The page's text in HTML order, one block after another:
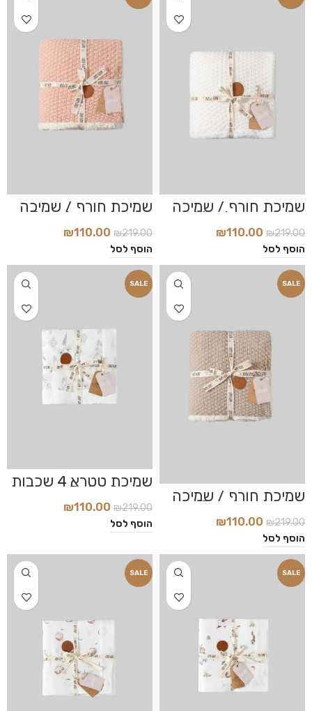
שמיכת חורף / שמיכה
סרוגה דגם Magic
White
₪219.00
₪110.00
הוסף לסל
שמיכת חורף / שמיכה
סרוגה דגם Powder
₪219.00
₪110.00
הוסף לסל
SALE
שמיכת חורף / שמיכה
סרוגה דגם Sand
₪219.00
₪110.00
הוסף לסל
SALE
שמיכת טטרא 4 שכבות
דגם Botanic
₪219.00
₪110.00
הוסף לסל
SALE
SALE